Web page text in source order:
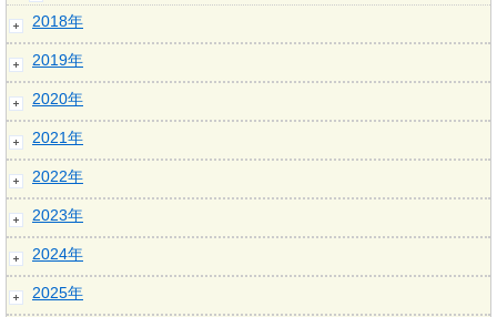
2018年
2019年
2020年
2021年
2022年
2023年
2024年
2025年